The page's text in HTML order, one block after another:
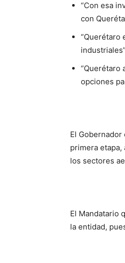
“Con esa
con
“Querétaro
“Querétaro
opciones
El
primera
los sectores
El Mandatario
la entidad,